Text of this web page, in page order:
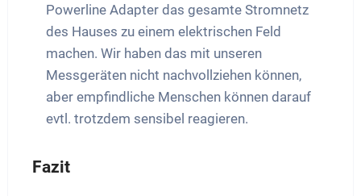
Powerline Adapter das gesamte Stromnetz
des Hauses zu einem elektrischen Feld
machen. Wir haben das mit unseren
Messgeräten nicht nachvollziehen können,
aber empfindliche Menschen können darauf
evtl. trotzdem sensibel reagieren.
Fazit